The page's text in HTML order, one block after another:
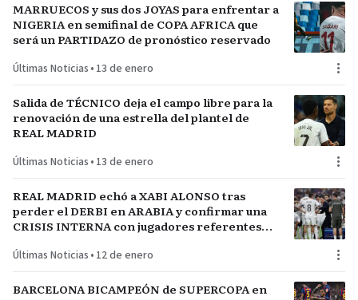
MARRUECOS y sus dos JOYAS para enfrentar a
NIGERIA en semifinal de COPA AFRICA que
será un PARTIDAZO de pronóstico reservado
Últimas Noticias • 13 de enero
Salida de TÉCNICO deja el campo libre para la
renovación de una estrella del plantel de
REAL MADRID
Últimas Noticias • 13 de enero
REAL MADRID echó a XABI ALONSO tras
perder el DERBI en ARABIA y confirmar una
CRISIS INTERNA con jugadores referentes
Últimas Noticias • 12 de enero
BARCELONA BICAMPEÓN de SUPERCOPA en